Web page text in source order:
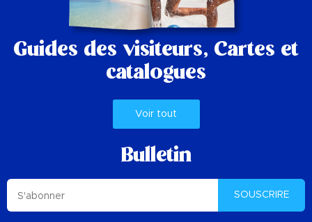
Guides des visiteurs, Cartes et
catalogues
Voir tout
Bulletin
SOUSCRIRE